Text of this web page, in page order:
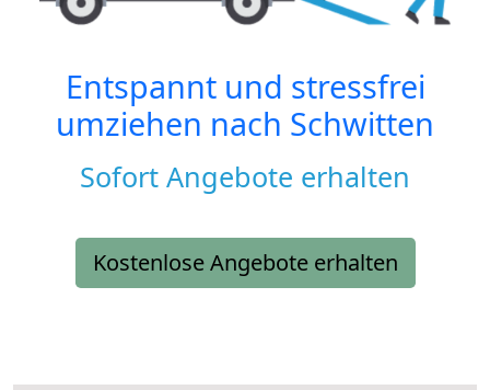
Entspannt und stressfrei
umziehen nach Schwitten
Sofort Angebote erhalten
Kostenlose Angebote erhalten